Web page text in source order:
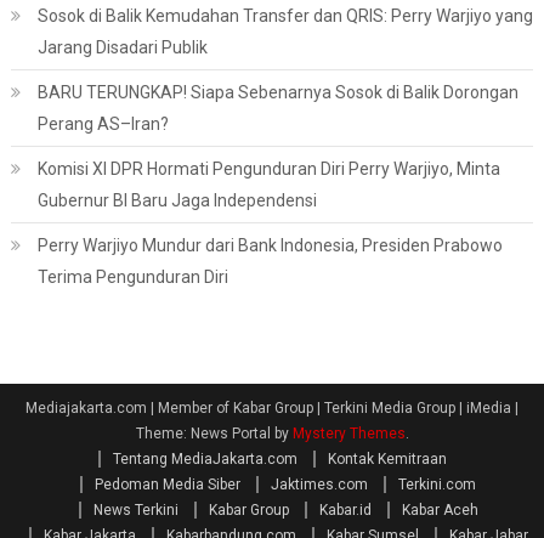
Sosok di Balik Kemudahan Transfer dan QRIS: Perry Warjiyo yang
Jarang Disadari Publik
BARU TERUNGKAP! Siapa Sebenarnya Sosok di Balik Dorongan
Perang AS–Iran?
Komisi XI DPR Hormati Pengunduran Diri Perry Warjiyo, Minta
Gubernur BI Baru Jaga Independensi
Perry Warjiyo Mundur dari Bank Indonesia, Presiden Prabowo
Terima Pengunduran Diri
Mediajakarta.com | Member of Kabar Group | Terkini Media Group | iMedia
Theme: News Portal by Mystery Themes.
Tentang MediaJakarta.com
Kontak Kemitraan
Pedoman Media Siber
Jaktimes.com
Terkini.com
News Terkini
Kabar Group Kabar.id
Kabar Aceh